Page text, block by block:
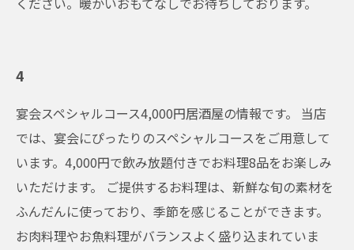
4
宴会スペシャルコース4,000円居酒屋の情報です。 当店
では、宴会にぴったりのスペシャルコースをご用意して
います。4,000円で飲み放題付きでお料理8品をお楽しみ
いただけます。 ご提供するお料理は、新鮮な旬の素材を
ふんだんに使っており、季節を感じることができます。
お肉料理やお魚料理がバランスよく盛り込まれていま